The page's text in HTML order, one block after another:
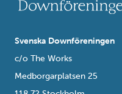
Svenska Downföreningen
c/o The Works
Medborgarplatsen 25